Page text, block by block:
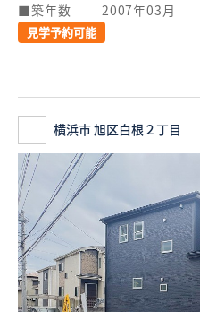
築年数
2007年03月
見学予約可能
横浜市 旭区白根２丁目